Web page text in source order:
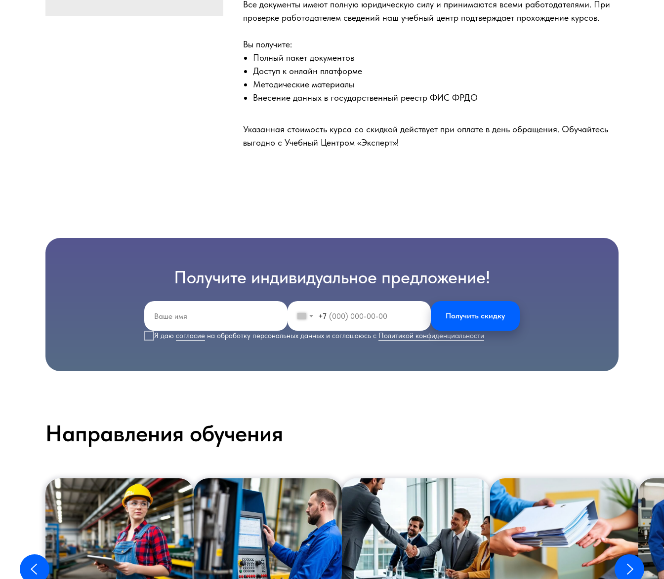
Все документы имеют полную юридическую силу и принимаются всеми работодателями. При
проверке работодателем сведений наш учебный центр подтверждает прохождение курсов.
Вы получите:
Полный пакет документов
Доступ к онлайн платформе
Методические материалы
Внесение данных в государственный реестр ФИС ФРДО
Указанная стоимость курса со скидкой действует при оплате в день обращения. Обучайтесь
выгодно с Учебный Центром «Эксперт»!
Получите индивидуальное предложение!
+7
Я даю согласие на обработку персональных данных и соглашаюсь с Политикой конфиденциальности
Получить скидку
Направления обучения